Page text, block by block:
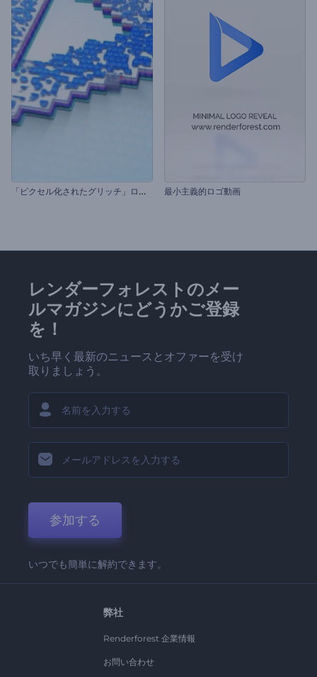
「
ピクセル化されたグリッチ」ロゴ動画 最小主義的ロゴ動画
レンダーフォレストのメー
ルマガジンにどうかご登録
を！
いち早く最新のニュースとオファーを受け
取りましょう。
参加する
いつでも簡単に解約できます。
弊社
Renderforest 企業情報
お問い合わせ